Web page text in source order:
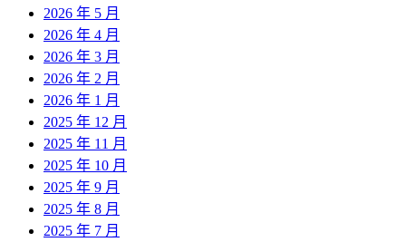
2026 年 5 月
2026 年 4 月
2026 年 3 月
2026 年 2 月
2026 年 1 月
2025 年 12 月
2025 年 11 月
2025 年 10 月
2025 年 9 月
2025 年 8 月
2025 年 7 月